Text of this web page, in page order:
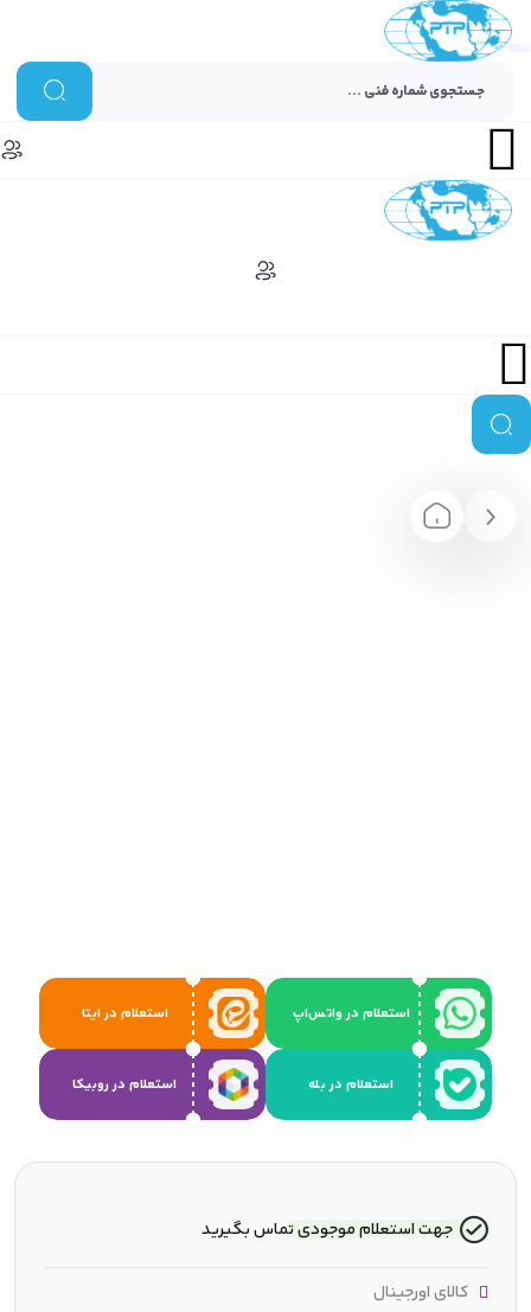
استعلام در واتس‌اپ استعلام در ایتا
استعلام در بله استعلام در روبیکا
جهت استعلام موجودی تماس بگیرید
کالای اورجینال